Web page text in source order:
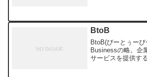
の貢献利益×販売
BtoB
BtoB(びーとぅー
Businessの略。企
サービスを提供す